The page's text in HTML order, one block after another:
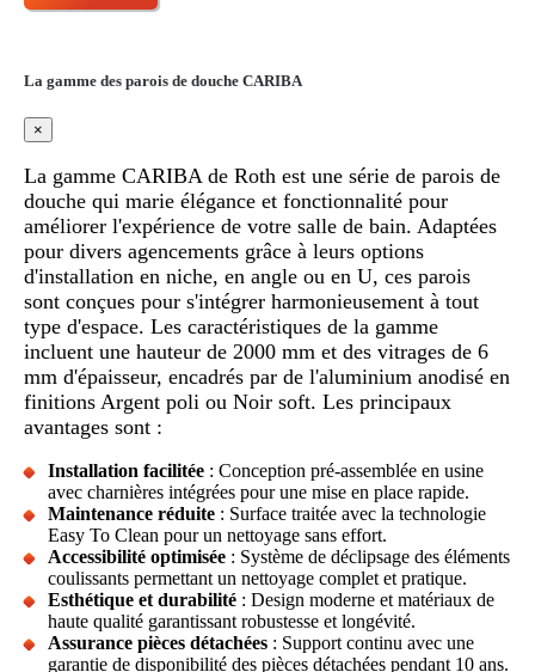
La gamme des parois de douche CARIBA
×
La gamme CARIBA de Roth est une série de parois de
douche qui marie élégance et fonctionnalité pour
améliorer l'expérience de votre salle de bain. Adaptées
pour divers agencements grâce à leurs options
d'installation en niche, en angle ou en U, ces parois
sont conçues pour s'intégrer harmonieusement à tout
type d'espace. Les caractéristiques de la gamme
incluent une hauteur de 2000 mm et des vitrages de 6
mm d'épaisseur, encadrés par de l'aluminium anodisé en
finitions Argent poli ou Noir soft. Les principaux
avantages sont :
Installation facilitée : Conception pré-assemblée en usine
avec charnières intégrées pour une mise en place rapide.
Maintenance réduite : Surface traitée avec la technologie
Easy To Clean pour un nettoyage sans effort.
Accessibilité optimisée : Système de déclipsage des éléments
coulissants permettant un nettoyage complet et pratique.
Esthétique et durabilité : Design moderne et matériaux de
haute qualité garantissant robustesse et longévité.
Assurance pièces détachées : Support continu avec une
garantie de disponibilité des pièces détachées pendant 10 ans.